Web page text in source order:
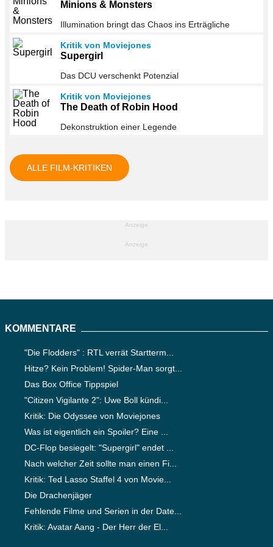
Minions & Monsters
Illumination bringt das Chaos ins Erträgliche
Kritik von Moviejones
Supergirl
Das DCU verschenkt Potenzial
Kritik von Moviejones
The Death of Robin Hood
Dekonstruktion einer Legende
ALLE FILM-KRITIKEN
Anzeige
Anzeige
KOMMENTARE
"Die Flodders" : RTL verrät Startterm...
Hitze? Kein Problem! Spider-Man sorgt...
Das Box Office Tippspiel
"Citizen Vigilante 2": Uwe Boll kündi...
Kritik: Die Odyssee von Moviejones
Was ist eigentlich ein Spoiler? Eine ...
DC-Flop besiegelt: "Supergirl" endet ...
Nach welcher Zeit sollte man einen Fi...
Kritik: Ted Lasso Staffel 4 von Movie...
Die Drachenjäger
Fehlende Filme und Serien in der Date...
Kritik: Avatar Aang - Der Herr der El...